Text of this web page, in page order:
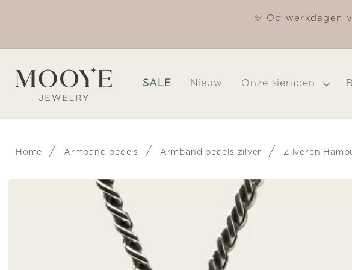
✨ Op werkdagen
SALE Nieuw Onze sieraden
Home / Armband bedels / Armband bedels zilver / Zilveren
productinformatie